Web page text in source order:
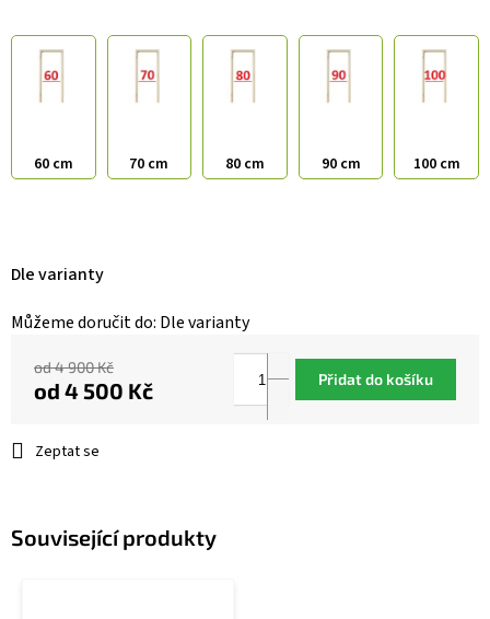
60 cm 70 cm 80 cm 90 cm 100 cm
Zeptat se
Můžeme doručit do: Dle varianty
Dle varianty
od 4 900 Kč
od 4 500 Kč Přidat do košíku
Související produkty